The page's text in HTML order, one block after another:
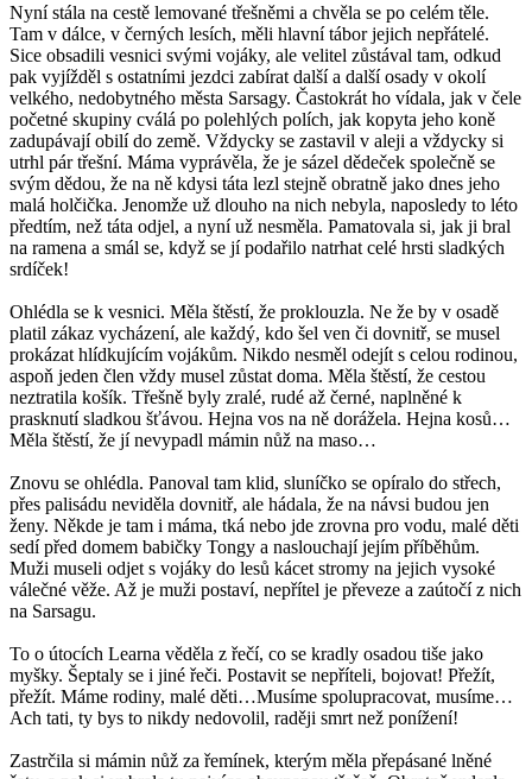
Nyní stála na cestě lemované třešněmi a chvěla se po celém těle.
Tam v dálce, v černých lesích, měli hlavní tábor jejich nepřátelé.
Sice obsadili vesnici svými vojáky, ale velitel zůstával tam, odkud
pak vyjížděl s ostatními jezdci zabírat další a další osady v okolí
velkého, nedobytného města Sarsagy. Častokrát ho vídala, jak v čele
početné skupiny cválá po polehlých polích, jak kopyta jeho koně
zadupávají obilí do země. Vždycky se zastavil v aleji a vždycky si
utrhl pár třešní. Máma vyprávěla, že je sázel dědeček společně se
svým dědou, že na ně kdysi táta lezl stejně obratně jako dnes jeho
malá holčička. Jenomže už dlouho na nich nebyla, naposledy to léto
předtím, než táta odjel, a nyní už nesměla. Pamatovala si, jak ji bral
na ramena a smál se, když se jí podařilo natrhat celé hrsti sladkých
srdíček!
Ohlédla se k vesnici. Měla štěstí, že proklouzla. Ne že by v osadě
platil zákaz vycházení, ale každý, kdo šel ven či dovnitř, se musel
prokázat hlídkujícím vojákům. Nikdo nesměl odejít s celou rodinou,
aspoň jeden člen vždy musel zůstat doma. Měla štěstí, že cestou
neztratila košík. Třešně byly zralé, rudé až černé, naplněné k
prasknutí sladkou šťávou. Hejna vos na ně dorážela. Hejna kosů…
Měla štěstí, že jí nevypadl mámin nůž na maso…
Znovu se ohlédla. Panoval tam klid, sluníčko se opíralo do střech,
přes palisádu neviděla dovnitř, ale hádala, že na návsi budou jen
ženy. Někde je tam i máma, tká nebo jde zrovna pro vodu, malé děti
sedí před domem babičky Tongy a naslouchají jejím příběhům.
Muži museli odjet s vojáky do lesů kácet stromy na jejich vysoké
válečné věže. Až je muži postaví, nepřítel je převeze a zaútočí z nich
na Sarsagu.
To o útocích Learna věděla z řečí, co se kradly osadou tiše jako
myšky. Šeptaly se i jiné řeči. Postavit se nepříteli, bojovat! Přežít,
přežít. Máme rodiny, malé děti…Musíme spolupracovat, musíme…
Ach tati, ty bys to nikdy nedovolil, raději smrt než ponížení!
Zastrčila si mámin nůž za řemínek, kterým měla přepásané lněné